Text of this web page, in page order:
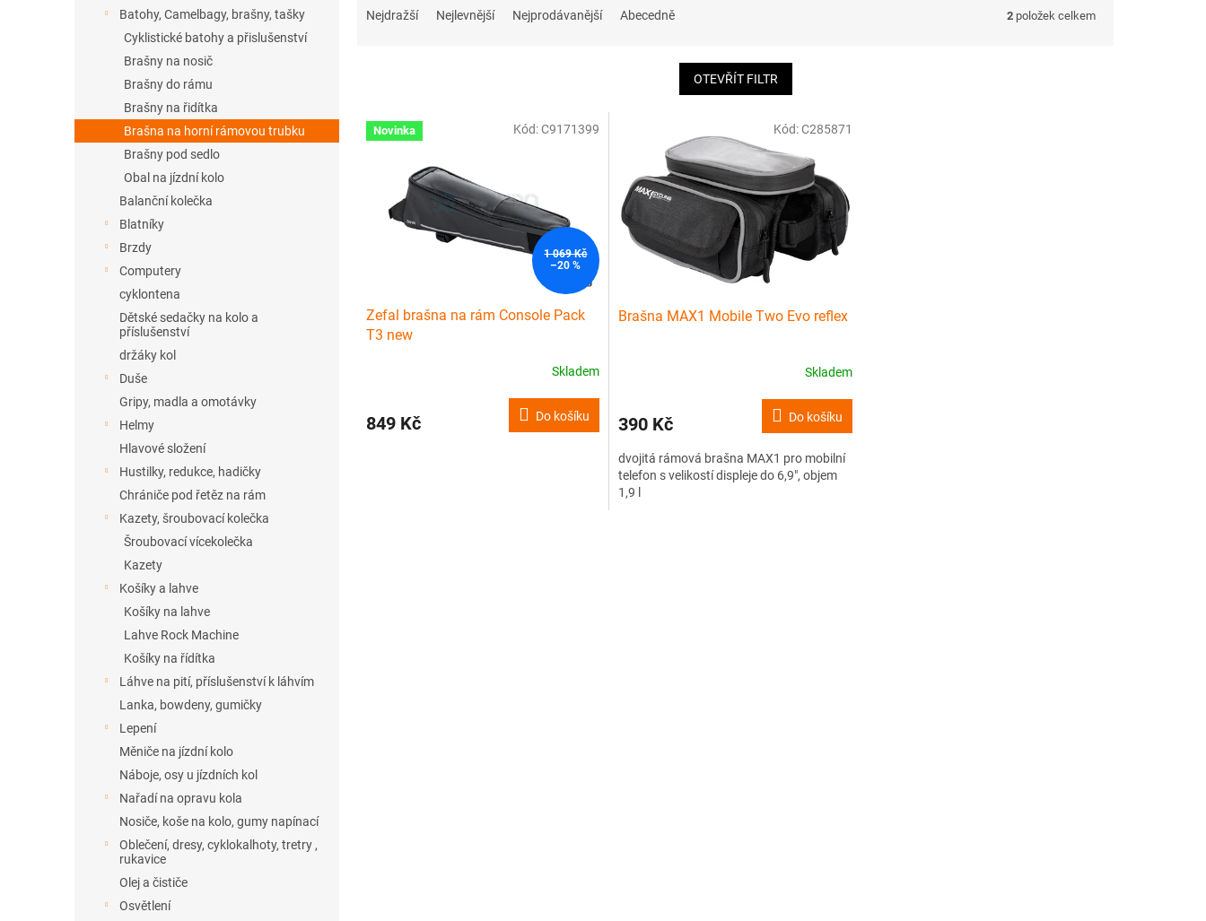
Batohy, Camelbagy, brašny, tašky
Cyklistické batohy a přislušenství
Brašny na nosič
Brašny do rámu
Brašny na řidítka
Brašna na horní rámovou trubku
Brašny pod sedlo
Obal na jízdní kolo
Balanční kolečka
Blatníky
Brzdy
Computery
cyklontena
Dětské sedačky na kolo a
příslušenství
držáky kol
Duše
Gripy, madla a omotávky
Helmy
Hlavové složení
Hustilky, redukce, hadičky
Chrániče pod řetěz na rám
Kazety, šroubovací kolečka
Šroubovací vícekolečka
Kazety
Košíky a lahve
Košíky na lahve
Lahve Rock Machine
Košíky na řídítka
Láhve na pití, příslušenství k láhvím
Lanka, bowdeny, gumičky
Lepení
Měniče na jízdní kolo
Náboje, osy u jízdních kol
Nařadí na opravu kola
Nosiče, koše na kolo, gumy napínací
Oblečení, dresy, cyklokalhoty, tretry ,
rukavice
Olej a čističe
Osvětlení
Nejdražší Nejlevnější Nejprodávanější Abecedně 2 položek celkem
OTEVŘÍT FILTR
V Novinka
1 069 Kč
–20 %
Zefal brašna na rám Console Pack
T3 new
Skladem
849 Kč Do košíku
Kód:C9171399
Brašna MAX1 Mobile Two Evo reflex
Skladem
390 Kč Do košíku
dvojitá rámová brašna MAX1 pro mobilní
telefon s velikostí displeje do 6,9", objem
1,9 l
Kód:C285871